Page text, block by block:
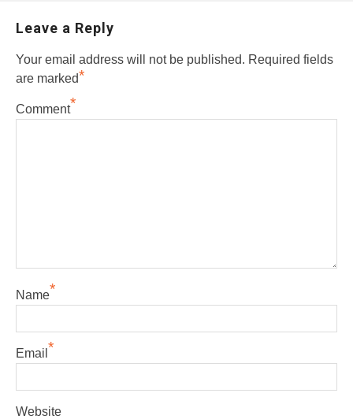
Leave a Reply
Your email address will not be published. Required fields
are marked*
Comment*
Name*
Email *
Website